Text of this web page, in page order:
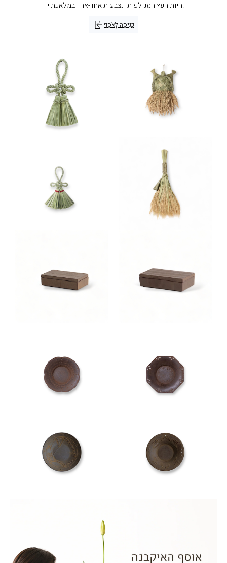
חיות העץ המגולפות ונצבעות אחד-אחד במלאכת יד.
כְּנִיסָה לָאֹסֶף